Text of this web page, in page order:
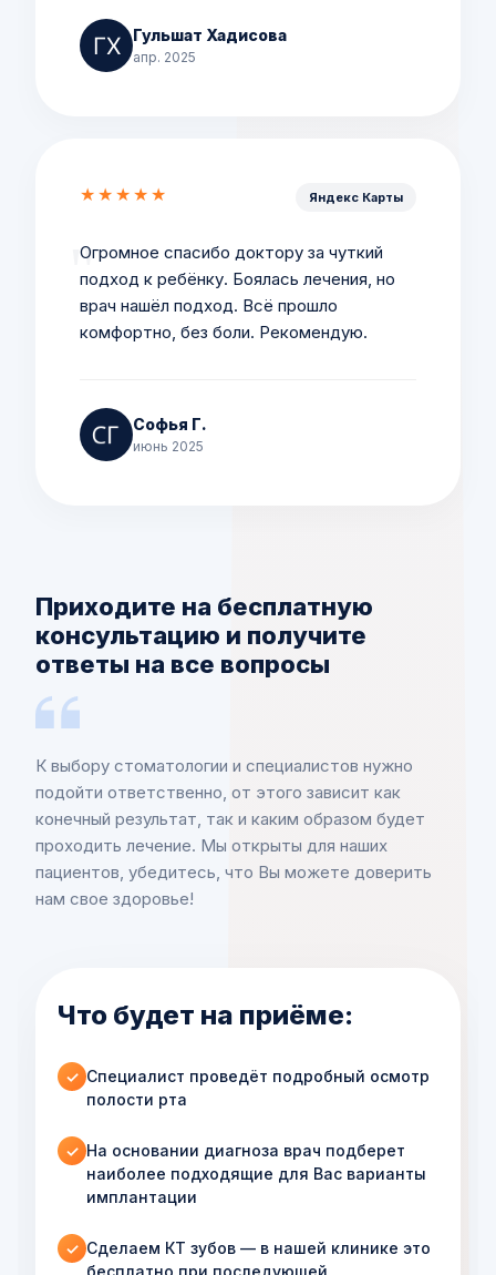
Гульшат Хадисова
апр. 2025
★★★★★ Яндекс Карты
Огромное спасибо доктору за чуткий
подход к ребёнку. Боялась лечения, но
врач нашёл подход. Всё прошло
комфортно, без боли. Рекомендую.
Софья Г.
июнь 2025
Приходите на бесплатную
консультацию и получите
ответы на все вопросы
К выбору стоматологии и специалистов нужно
подойти ответственно, от этого зависит как
конечный результат, так и каким образом будет
проходить лечение. Мы открыты для наших
пациентов, убедитесь, что Вы можете доверить
нам свое здоровье!
Что будет на приёме:
✓ Специалист проведёт подробный осмотр
полости рта
✓ На основании диагноза врач подберет
наиболее подходящие для Вас варианты
имплантации
✓ Сделаем КТ зубов — в нашей клинике это
бесплатно при последующей